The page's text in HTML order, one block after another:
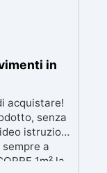
in
acquistare!
senza
istruzioni
a
1m² la